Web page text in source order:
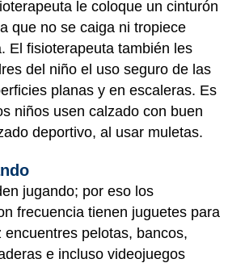
le coloque un cinturón
que no se caiga ni tropiece
El fisioterapeuta también les
del niño el uso seguro de las
planas y en escaleras. Es
niños usen calzado con buen
deportivo, al usar muletas.
jugando; por eso los
frecuencia tienen juguetes para
encuentres pelotas, bancos,
e incluso videojuegos